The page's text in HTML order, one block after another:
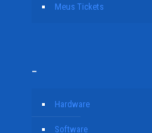
Meus Tickets
–
Hardware
Software